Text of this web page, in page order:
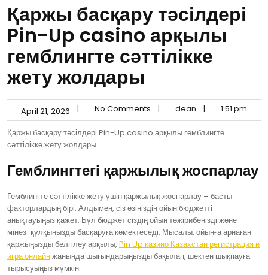
Қаржы басқару тәсілдері
Pin-Up casino арқылы
гемблингте сәттілікке
жету жолдары
April 21, 2026 | No Comments | dean | 1:51 pm
Қаржы басқару тәсілдері Pin-Up casino арқылы гемблингте
сәттілікке жету жолдары
Гемблингтегі қаржылық жоспарлау
Гемблингте сәттілікке жету үшін қаржылық жоспарлау – басты
факторлардың бірі. Алдымен, сіз өзіңіздің ойын бюджетті
анықтауыңыз қажет. Бұл бюджет сіздің ойын тәжірибеңізді және
мінез-құлқыңызды басқаруға көмектеседі. Мысалы, ойынға арнаған
қаржыңызды белгілеу арқылы, Pin Up казино Казахстан регистрация и
игра онлайнжанында шығындарыңызды бақылап, шектен шықпауға
тырысуыңыз мүмкін.